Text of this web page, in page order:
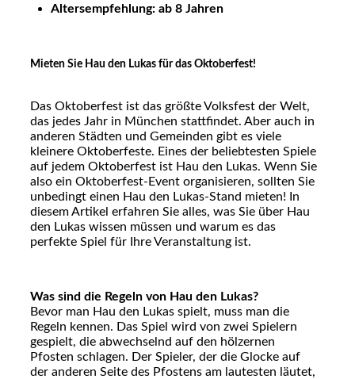
Altersempfehlung: ab 8 Jahren
Mieten Sie Hau den Lukas für das Oktoberfest!
Das Oktoberfest ist das größte Volksfest der Welt,
das jedes Jahr in München stattfindet. Aber auch in
anderen Städten und Gemeinden gibt es viele
kleinere Oktoberfeste. Eines der beliebtesten Spiele
auf jedem Oktoberfest ist Hau den Lukas. Wenn Sie
also ein Oktoberfest-Event organisieren, sollten Sie
unbedingt einen Hau den Lukas-Stand mieten! In
diesem Artikel erfahren Sie alles, was Sie über Hau
den Lukas wissen müssen und warum es das
perfekte Spiel für Ihre Veranstaltung ist.
Was sind die Regeln von Hau den Lukas?
Bevor man Hau den Lukas spielt, muss man die
Regeln kennen. Das Spiel wird von zwei Spielern
gespielt, die abwechselnd auf den hölzernen
Pfosten schlagen. Der Spieler, der die Glocke auf
der anderen Seite des Pfostens am lautesten läutet,